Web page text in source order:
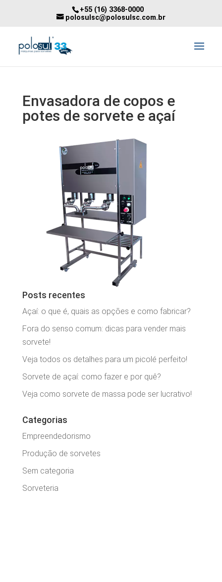
+55 (16) 3368-0000
polosulsc@polosulsc.com.br
Envasadora de copos e
potes de sorvete e açaí
Posts recentes
Açaí: o que é, quais as opções e como fabricar?
Fora do senso comum: dicas para vender mais
sorvete!
Veja todos os detalhes para um picolé perfeito!
Sorvete de açaí: como fazer e por quê?
Veja como sorvete de massa pode ser lucrativo!
Categorias
Empreendedorismo
Produção de sorvetes
Sem categoria
Sorveteria